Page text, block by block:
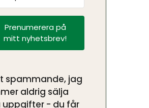
Prenumerera på
mitt nyhetsbrev!
spammande, jag
aldrig sälja
uppgifter - du får